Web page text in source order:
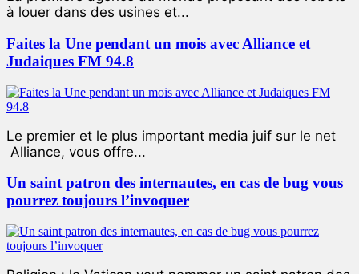
à louer dans des usines et...
Faites la Une pendant un mois avec Alliance et
Judaiques FM 94.8
Le premier et le plus important media juif sur le net
Alliance, vous offre...
Un saint patron des internautes, en cas de bug vous
pourrez toujours l’invoquer